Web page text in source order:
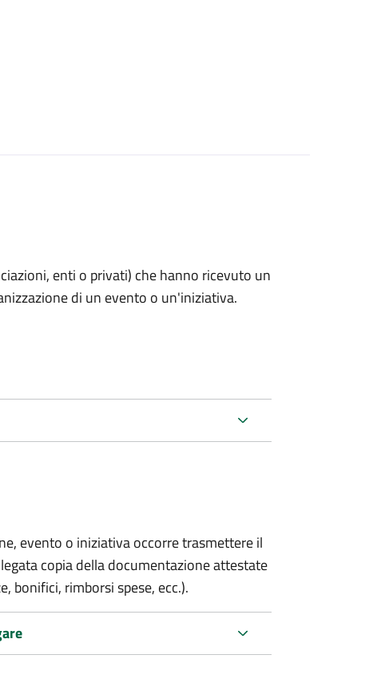
enti o privati) che hanno ricevuto un
di un evento o un'iniziativa.
evento o iniziativa occorre trasmettere il
copia della documentazione attestate
bonifici, rimborsi spese, ecc.).